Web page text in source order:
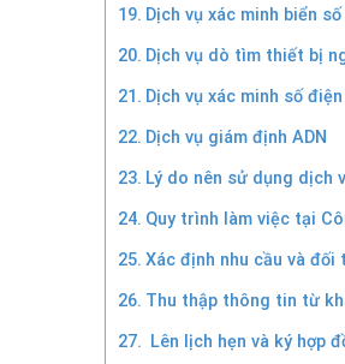
Dịch vụ xác minh biển số
Dịch vụ dò tìm thiết bị
Dịch vụ xác minh số
Dịch vụ giám định ADN
Lý do nên sử dụng dịch
Quy trình làm việc tại
Xác định nhu cầu và
Thu thập thông tin từ
Lên lịch hẹn và ký hợp